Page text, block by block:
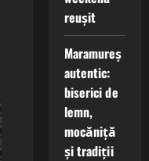
reușit
Maramureș
autentic:
biserici de
lemn,
mocăniță
și tradiții